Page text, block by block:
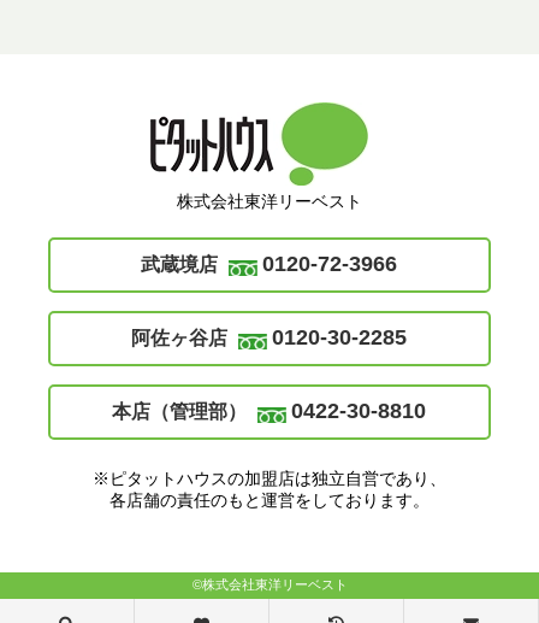
株式会社東洋リーベスト
武蔵境店 0120-72-3966
阿佐ヶ谷店 0120-30-2285
本店（管理部） 0422-30-8810
※ピタットハウスの加盟店は独立自営であり、
各店舗の責任のもと運営をしております。
©株式会社東洋リーベスト